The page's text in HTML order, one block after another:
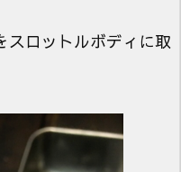
スロットルボディに取